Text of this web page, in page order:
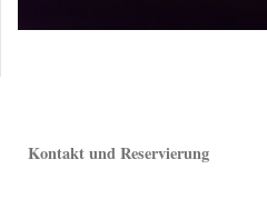
Kontakt und Reservierung